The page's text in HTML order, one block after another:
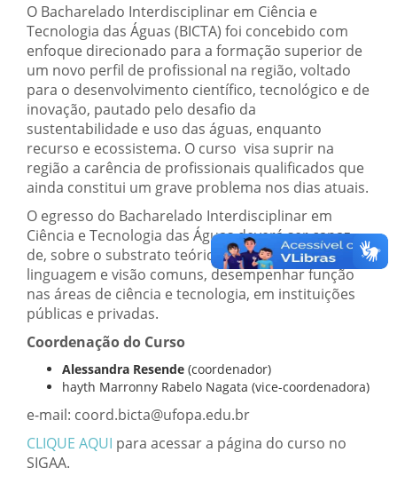
O Bacharelado Interdisciplinar em Ciência e
Tecnologia das Águas (BICTA) foi concebido com
enfoque direcionado para a formação superior de
um novo perfil de profissional na região, voltado
para o desenvolvimento científico, tecnológico e de
inovação, pautado pelo desafio da
sustentabilidade e uso das águas, enquanto
recurso e ecossistema. O curso visa suprir na
região a carência de profissionais qualificados que
ainda constitui um grave problema nos dias atuais.
O egresso do Bacharelado Interdisciplinar em
Ciência e Tecnologia das Águas deverá ser capaz
de, sobre o substrato teórico-conceitual, com
linguagem e visão comuns, desempenhar função
nas áreas de ciência e tecnologia, em instituições
públicas e privadas.
Coordenação do Curso
Alessandra Resende (coordenador)
hayth Marronny Rabelo Nagata (vice-coordenadora)
e-mail: coord.bicta@ufopa.edu.br
CLIQUE AQUI para acessar a página do curso no
SIGAA.